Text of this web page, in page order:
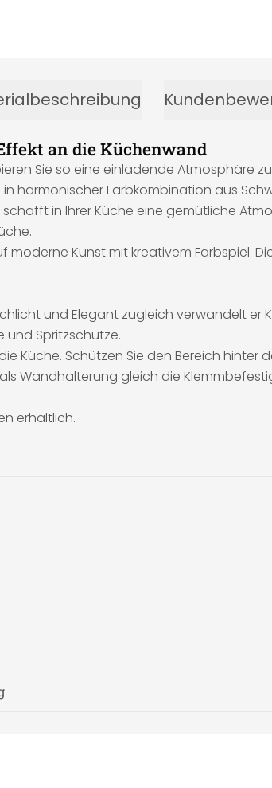
an die Küchenwand
Sie so eine einladende Atmosphäre
harmonischer Farbkombination aus
in Ihrer Küche eine gemütliche
moderne Kunst mit kreativem
und Elegant zugleich verwandelt er
Spritzschutze.
Küche. Schützen Sie den Bereich
Wandhalterung gleich die
erhältlich.